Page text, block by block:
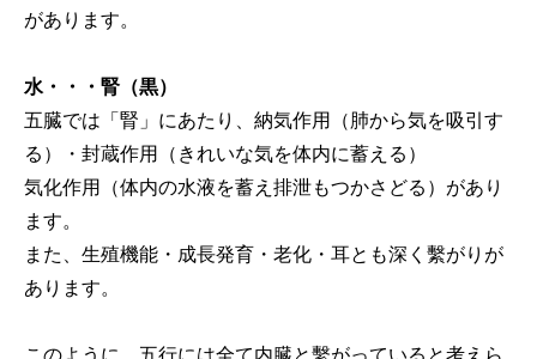
があります。
水・・・腎（黒）
五臓では「腎」にあたり、納気作用（肺から気を吸引す
る）・封蔵作用（きれいな気を体内に蓄える）
気化作用（体内の水液を蓄え排泄もつかさどる）があり
ます。
また、生殖機能・成長発育・老化・耳とも深く繫がりが
あります。